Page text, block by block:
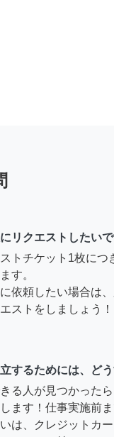
リクエストしたいで
トチケット1枚に
す。
依頼したい場合は
ストをしましょう！
するためには、ど
る人が見つかった
ます！仕事実施前
は、クレジットカ